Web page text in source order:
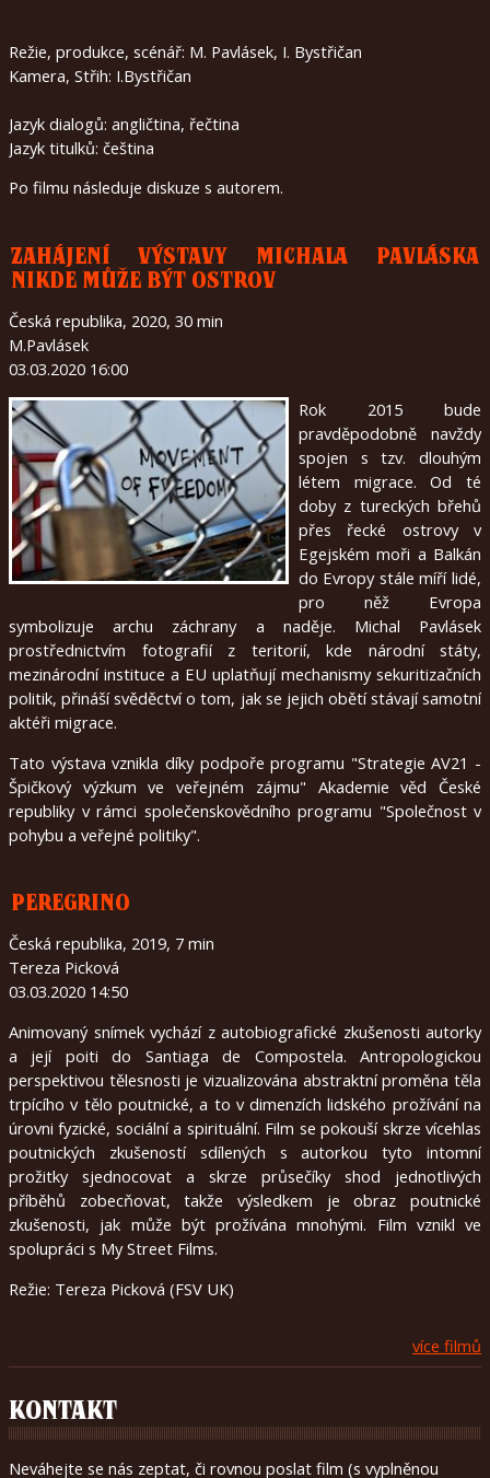
Režie, produkce, scénář: M. Pavlásek, I. Bystřičan
Kamera, Střih: I.Bystřičan
Jazyk dialogů: angličtina, řečtina
Jazyk titulků: čeština
Po filmu následuje diskuze s autorem.
ZAHÁJENÍ VÝSTAVY MICHALA PAVLÁSKA
NIKDE MŮŽE BÝT OSTROV
Česká republika, 2020, 30 min
M.Pavlásek
03.03.2020 16:00
Rok 2015 bude
pravděpodobně navždy
spojen s tzv. dlouhým
létem migrace. Od té
doby z tureckých břehů
přes řecké ostrovy v
Egejském moři a Balkán
do Evropy stále míří lidé,
pro něž Evropa
symbolizuje archu záchrany a naděje. Michal Pavlásek
prostřednictvím fotografií z teritorií, kde národní státy,
mezinárodní instituce a EU uplatňují mechanismy sekuritizačních
politik, přináší svěděctví o tom, jak se jejich obětí stávají samotní
aktéři migrace.
Tato výstava vznikla díky podpoře programu "Strategie AV21 -
Špičkový výzkum ve veřejném zájmu" Akademie věd České
republiky v rámci společenskovědního programu "Společnost v
pohybu a veřejné politiky".
PEREGRINO
Česká republika, 2019, 7 min
Tereza Picková
03.03.2020 14:50
Animovaný snímek vychází z autobiografické zkušenosti autorky
a její poiti do Santiaga de Compostela. Antropologickou
perspektivou tělesnosti je vizualizována abstraktní proměna těla
trpícího v tělo poutnické, a to v dimenzích lidského prožívání na
úrovni fyzické, sociální a spirituální. Film se pokouší skrze vícehlas
poutnických zkušeností sdílených s autorkou tyto intomní
prožitky sjednocovat a skrze průsečíky shod jednotlivých
příběhů zobecňovat, takže výsledkem je obraz poutnické
zkušenosti, jak může být prožívána mnohými. Film vznikl ve
spolupráci s My Street Films.
Režie: Tereza Picková (FSV UK)
více filmů
KONTAKT
Neváhejte se nás zeptat, či rovnou poslat film (s vyplněnou